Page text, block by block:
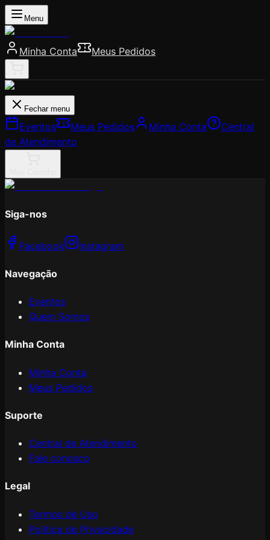
Menu
Minha Conta Meus Pedidos
Fechar menu
Eventos Meus Pedidos Minha Conta
Central
de Atendimento
Siga-nos
Facebook Instagram
Navegação
Eventos
Quem Somos
Minha Conta
Minha Conta
Meus Pedidos
Suporte
Central de Atendimento
Fale conosco
Legal
Termos de Uso
Política de Privacidade